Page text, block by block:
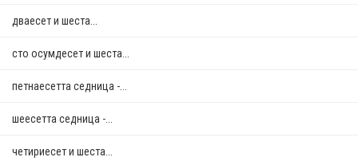
дваесет и шеста...
сто осумдесет и шеста...
петнаесетта седница -...
шеесетта седница -...
четириесет и шеста...